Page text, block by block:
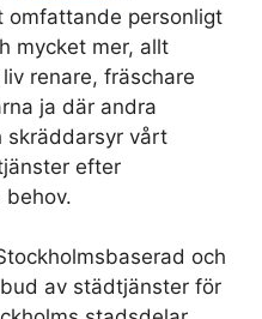
omfattande personligt
mycket mer, allt
renare, fräschare
ja där andra
skräddarsyr vårt
efter
och
av städtjänster för